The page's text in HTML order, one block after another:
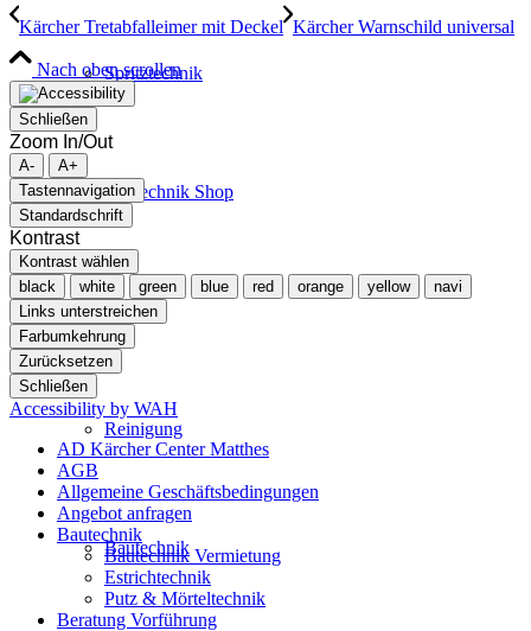
Spritztechnik
Bautechnik Shop
Mietpark
Reinigung
Bautechnik
Kärcher Tretabfalleimer mit Deckel Kärcher Warnschild universal
Nach oben scrollen
Schließen
Zoom In/Out
A-
A+
Tastennavigation
Standardschrift
Kontrast
Kontrast wählen
black
white green blue red orange yellow
navi
Links unterstreichen
Farbumkehrung
Zurücksetzen
Schließen
Accessibility by WAH
AD Kärcher Center Matthes
AGB
Allgemeine Geschäftsbedingungen
Angebot anfragen
Bautechnik
Bautechnik Vermietung
Estrichtechnik
Putz & Mörteltechnik
Beratung Vorführung